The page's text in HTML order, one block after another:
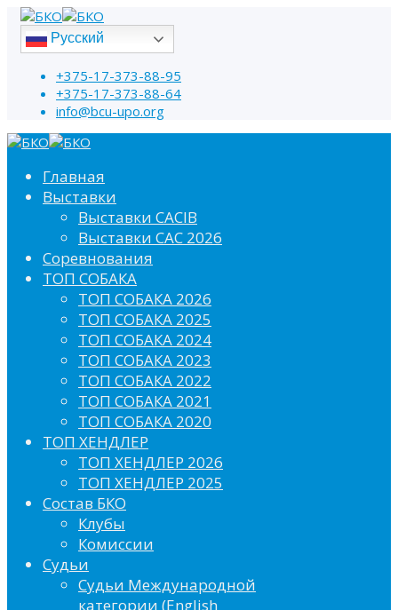
Русский
+375-17-373-88-95
+375-17-373-88-64
info@bcu-upo.org
Главная
Выставки
Выставки CACIB
Выставки САС 2026
Соревнования
ТОП СОБАКА
ТОП СОБАКА 2026
ТОП СОБАКА 2025
ТОП СОБАКА 2024
ТОП СОБАКА 2023
ТОП СОБАКА 2022
ТОП СОБАКА 2021
ТОП СОБАКА 2020
ТОП ХЕНДЛЕР
ТОП ХЕНДЛЕР 2026
ТОП ХЕНДЛЕР 2025
Состав БКО
Клубы
Комиссии
Судьи
Судьи Международной
категории (English